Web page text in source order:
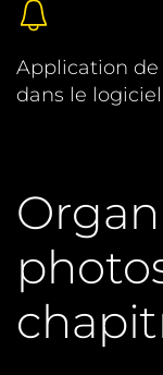
Application de
dans le